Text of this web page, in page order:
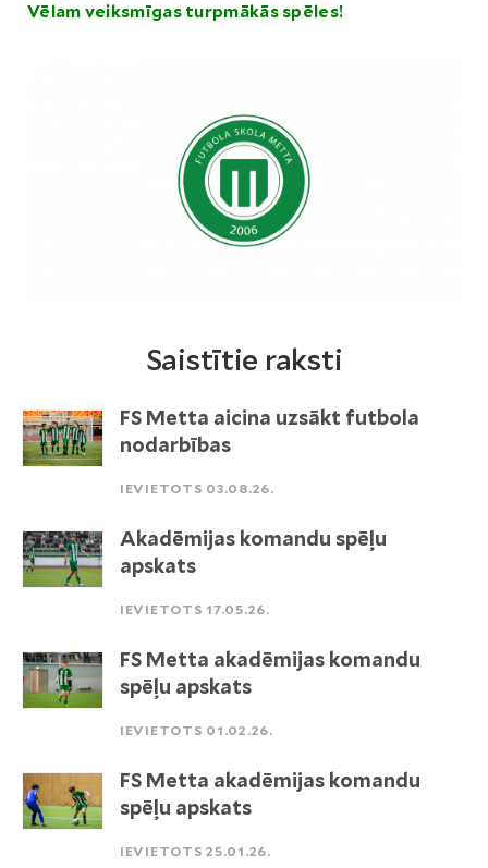
Vēlam veiksmīgas turpmākās spēles!
Saistītie raksti
FS Metta aicina uzsākt futbola
nodarbības
IEVIETOTS 03.08.26.
Akadēmijas komandu spēļu
apskats
IEVIETOTS 17.05.26.
FS Metta akadēmijas komandu
spēļu apskats
IEVIETOTS 01.02.26.
FS Metta akadēmijas komandu
spēļu apskats
IEVIETOTS 25.01.26.